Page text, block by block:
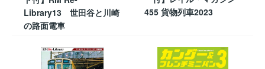
Library13 世田谷と川崎
の路面電車
455 貨物列車2023